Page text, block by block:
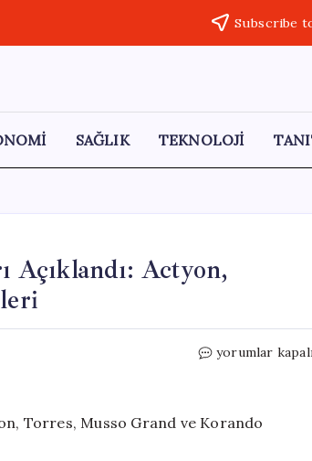
Subscribe
SAĞLIK TEKNOLOJİ
Açıklandı: Actyon,
Haziran
Fiyatları
yorumlar